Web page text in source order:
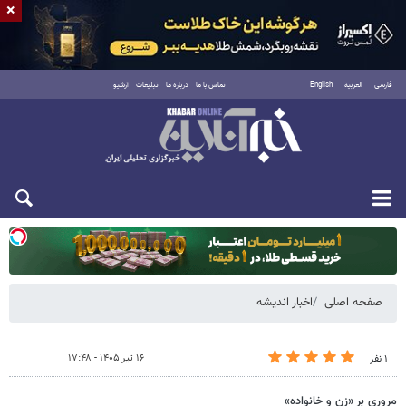
فارسی العربية English تماس با ما درباره ما تبلیغات آرشیو
دوشنبه ۱۹ مرداد ۱۴۰۵
صفحه اصلی اخبار اندیشه
۱ نفر ۱۶ تیر ۱۴۰۵ - ۱۷:۴۸
مروری بر «زن و خانواده»
×